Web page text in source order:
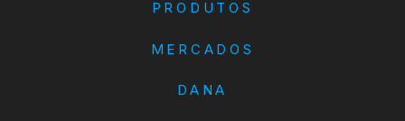
PRODUTOS
MERCADOS
DANA